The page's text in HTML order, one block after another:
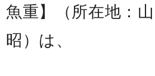
魚重】（所在地：
昭）は、